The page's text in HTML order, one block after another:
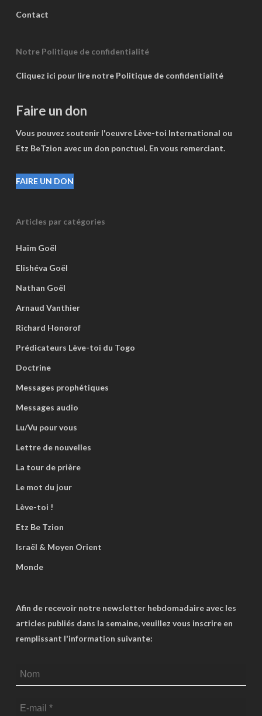
Contact
Notre Politique de confidentialité
Cliquez ici pour lire notre Politique de confidentialité
Faire un don
Vous pouvez soutenir l'oeuvre Lève-toi International ou
Etz BeTzion avec un don ponctuel. En vous remerciant.
FAIRE UN DON
Articles par catégories
Haïm Goël
Elishéva Goël
Nathan Goël
Arnaud Vanthier
Richard Honorof
Prédicateurs Lève-toi du Togo
Doctrine
Messages prophétiques
Messages audio
Lu/Vu pour vous
Lettre de nouvelles
La tour de prière
Le mot du jour
Lève-toi !
Etz Be Tzion
Israël & Moyen Orient
Monde
Afin de recevoir notre newsletter hebdomadaire avec les
articles publiés dans la semaine, veuillez vous inscrire en
remplissant l'information suivante: